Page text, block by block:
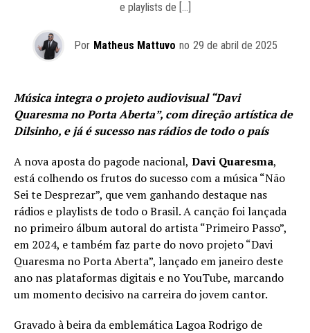
e playlists de […]
Por Matheus Mattuvo no 29 de abril de 2025
Música integra o projeto audiovisual “Davi
Quaresma no Porta Aberta”, com direção artística de
Dilsinho, e já é sucesso nas rádios de todo o país
A nova aposta do pagode nacional, Davi Quaresma,
está colhendo os frutos do sucesso com a música “Não
Sei te Desprezar”, que vem ganhando destaque nas
rádios e playlists de todo o Brasil. A canção foi lançada
no primeiro álbum autoral do artista “Primeiro Passo”,
em 2024, e também faz parte do novo projeto “Davi
Quaresma no Porta Aberta”, lançado em janeiro deste
ano nas plataformas digitais e no YouTube, marcando
um momento decisivo na carreira do jovem cantor.
Gravado à beira da emblemática Lagoa Rodrigo de